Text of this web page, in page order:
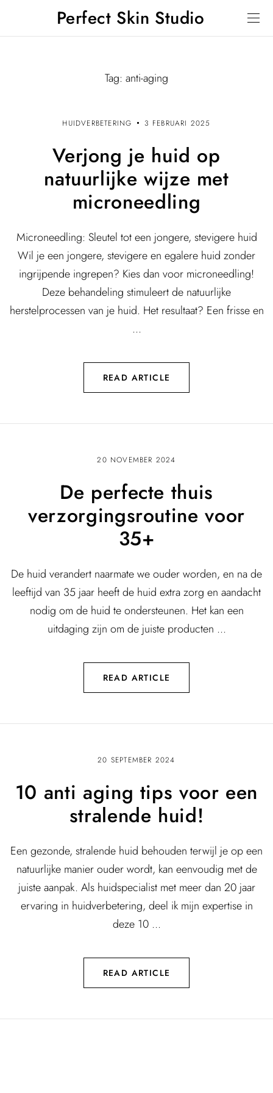
Perfect Skin Studio
Tag: anti-aging
HUIDVERBETERING 3 FEBRUARI 2025
Verjong je huid op
natuurlijke wijze met
microneedling
Microneedling: Sleutel tot een jongere, stevigere huid
Wil je een jongere, stevigere en egalere huid zonder
ingrijpende ingrepen? Kies dan voor microneedling!
Deze behandeling stimuleert de natuurlijke
herstelprocessen van je huid. Het resultaat? Een frisse en
...
READ ARTICLE
20 NOVEMBER 2024
De perfecte thuis
verzorgingsroutine voor
35+
De huid verandert naarmate we ouder worden, en na de
leeftijd van 35 jaar heeft de huid extra zorg en aandacht
nodig om de huid te ondersteunen. Het kan een
uitdaging zijn om de juiste producten ...
READ ARTICLE
20 SEPTEMBER 2024
10 anti aging tips voor een
stralende huid!
Een gezonde, stralende huid behouden terwijl je op een
natuurlijke manier ouder wordt, kan eenvoudig met de
juiste aanpak. Als huidspecialist met meer dan 20 jaar
ervaring in huidverbetering, deel ik mijn expertise in
deze 10 ...
READ ARTICLE